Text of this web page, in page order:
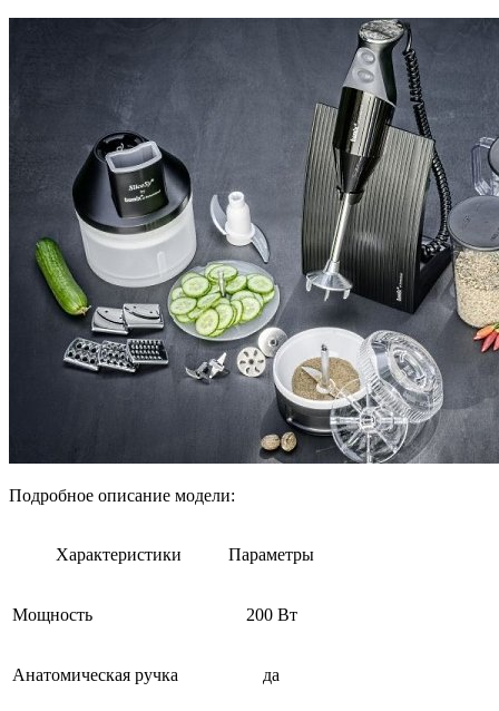
Подробное описание модели:
Характеристики Параметры
Мощность 200 Вт
Анатомическая ручка да